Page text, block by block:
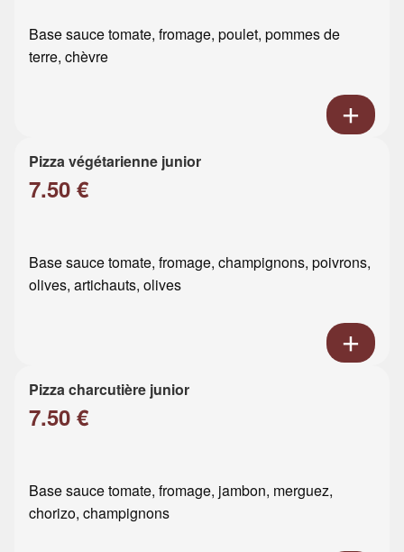
Base sauce tomate, fromage, poulet, pommes de
terre, chèvre
Pizza végétarienne junior
7.50 €
Base sauce tomate, fromage, champignons, poivrons,
olives, artichauts, olives
Pizza charcutière junior
7.50 €
Base sauce tomate, fromage, jambon, merguez,
chorizo, champignons